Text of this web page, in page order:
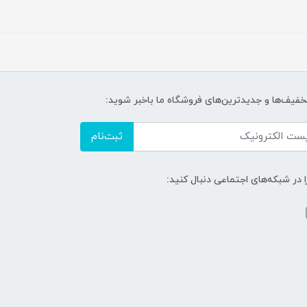
و جدیدترین‌های فروشگاه ما باخبر شوید:
ثبت‌نام
در شبکه‌های اجتماعی دنبال کنید: